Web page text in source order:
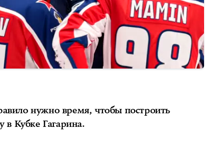
нужно время, чтобы построить
в Кубке Гагарина.